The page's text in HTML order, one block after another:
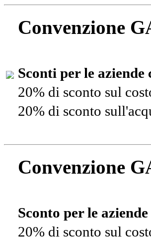
Convenzione
Sconti per le
20% di sconto sul
20% di sconto
Convenzione
Sconto per le
20% di sconto sul